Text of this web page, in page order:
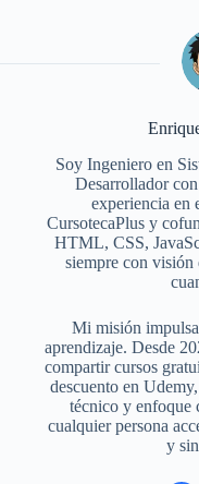
Soy Ingeniero en
Desarrollador
experiencia en
CursotecaPlus y
HTML, CSS,
siempre con
Mi misión
aprendizaje. Desde
compartir cursos
descuento en
técnico y enfoque
cualquier persona
y